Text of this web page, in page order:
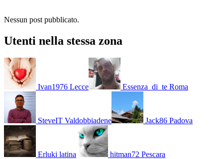
Nessun post pubblicato.
Utenti nella stessa zona
Ivan1976 Lecce Essenza_di_te Roma
SteveIT Valdobbiadene Jack86 Padova
Erluki latina hitman72 Pescara